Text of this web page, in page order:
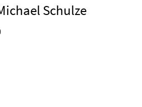
Schulze